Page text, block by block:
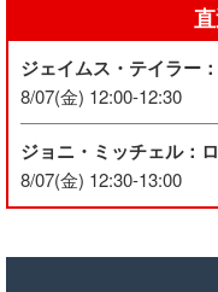
ジェイムス・テイラー
8/07(金) 12:00-12:30
ジョニ・ミッチェル：
8/07(金) 12:30-13:00